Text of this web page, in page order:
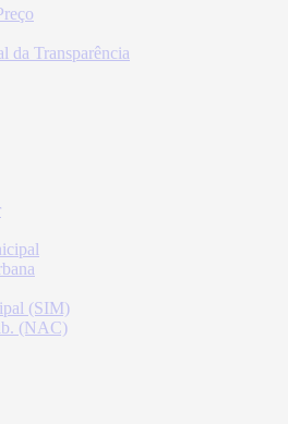
da Transparência
(SIM)
(NAC)